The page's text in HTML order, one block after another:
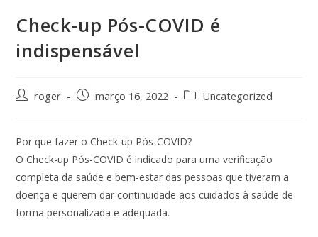
Check-up Pós-COVID é
indispensável
roger março 16, 2022 Uncategorized
Por que fazer o Check-up Pós-COVID?
O Check-up Pós-COVID é indicado para uma verificação
completa da saúde e bem-estar das pessoas que tiveram a
doença e querem dar continuidade aos cuidados à saúde de
forma personalizada e adequada.